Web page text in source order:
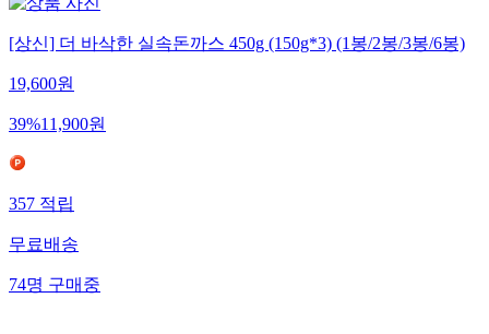
[상신] 더 바삭한 실속돈까스 450g (150g*3) (1봉/2봉/3봉/6봉)
19,600원
39%11,900원
357적립
무료배송
74명구매중